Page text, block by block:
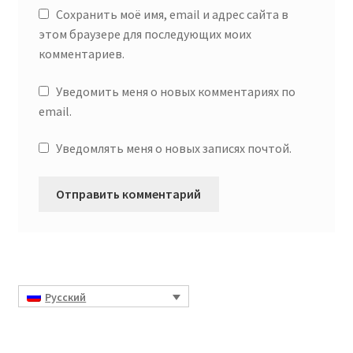
Сохранить моё имя, email и адрес сайта в
этом браузере для последующих моих
комментариев.
Уведомить меня о новых комментариях по
email.
Уведомлять меня о новых записях почтой.
Русский